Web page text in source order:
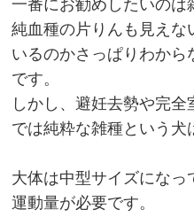
一番にお勧めしたいのは
純血種の片りんも見えな
いるのかさっぱりわから
です。
しかし、避妊去勢や完
では純粋な雑種という犬
大体は中型サイズにな
運動量が必要です。